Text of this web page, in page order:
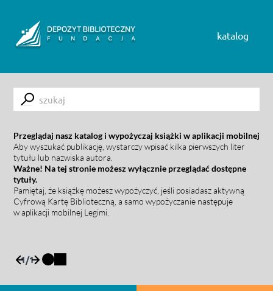
katalog
Submit
Przeglądaj nasz katalog i wypożyczaj książki w aplikacji mobilnej
Aby wyszukać publikację, wystarczy wpisać kilka pierwszych liter
tytułu lub nazwiska autora.
Ważne! Na tej stronie możesz wyłącznie przeglądać dostępne
tytuły.
Pamiętaj, że książkę możesz wypożyczyć, jeśli posiadasz aktywną
Cyfrową Kartę Biblioteczną, a samo wypożyczanie następuje
w aplikacji mobilnej Legimi.
1/1